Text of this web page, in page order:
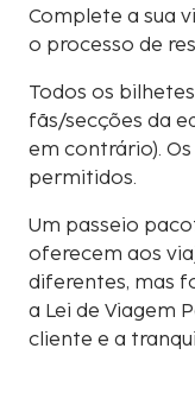
Complete a sua
o processo de
Todos os
fãs/secções da
em contrário).
permitidos.
Um passeio
oferecem aos
diferentes, mas
a Lei de Viagem
cliente e a